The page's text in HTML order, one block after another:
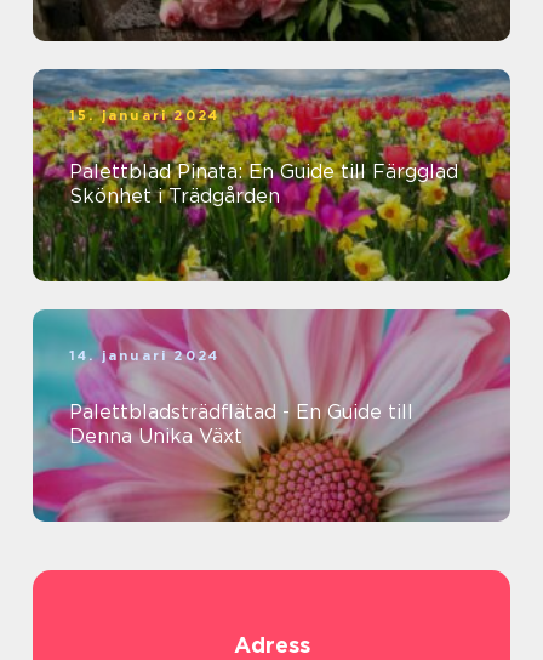
15. januari 2024
Palettblad Pinata: En Guide till Färgglad
Skönhet i Trädgården
14. januari 2024
Palettbladsträdflätad - En Guide till
Denna Unika Växt
Adress